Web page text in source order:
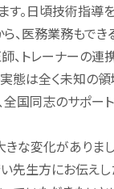
。日頃技術指導
、医務業務もで
、トレーナーの連
態は全く未知の
国同志のサポー
な変化がありま
先生方にお伝え